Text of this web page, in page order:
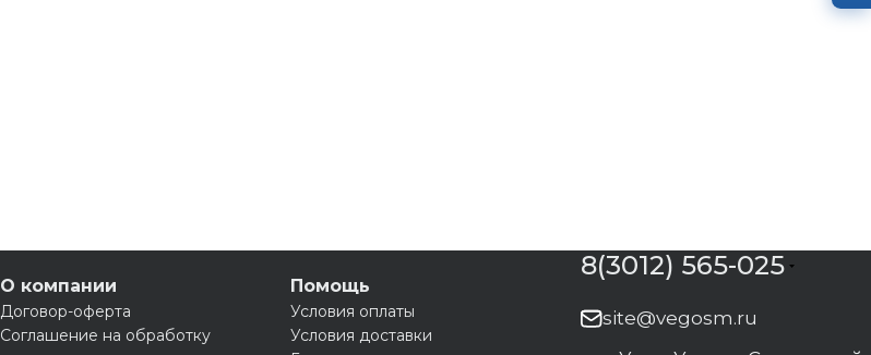
О компании
Договор-оферта
Соглашение на обработку
Помощь
Условия оплаты
Условия доставки
8(3012) 565-025
site@vegosm.ru